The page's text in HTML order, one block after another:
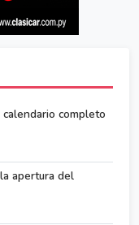
completo
apertura del